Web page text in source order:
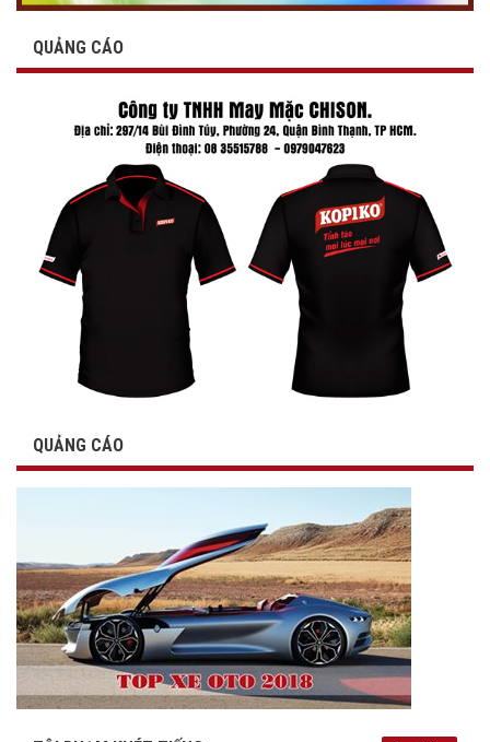
QUẢNG CÁO
QUẢNG CÁO